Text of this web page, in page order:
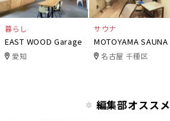
暮らし
EAST WOOD Garage
愛知
サウナ
MOTOYAMA SAUNA
名古屋 千種区
編集部オススメ